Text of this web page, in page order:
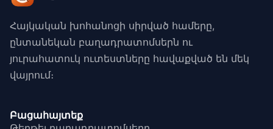
Հայկական խոհանոցի սիրված համերը,
ընտանեկան բաղադրատոմսերն ու
յուրահատուկ ուտեստները հավաքված են մեկ
վայրում։
Բացահայտեք